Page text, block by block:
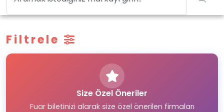
Filtrele
Size Özel Öneriler
Fuar biletinizi alarak size özel önerilen firmaları